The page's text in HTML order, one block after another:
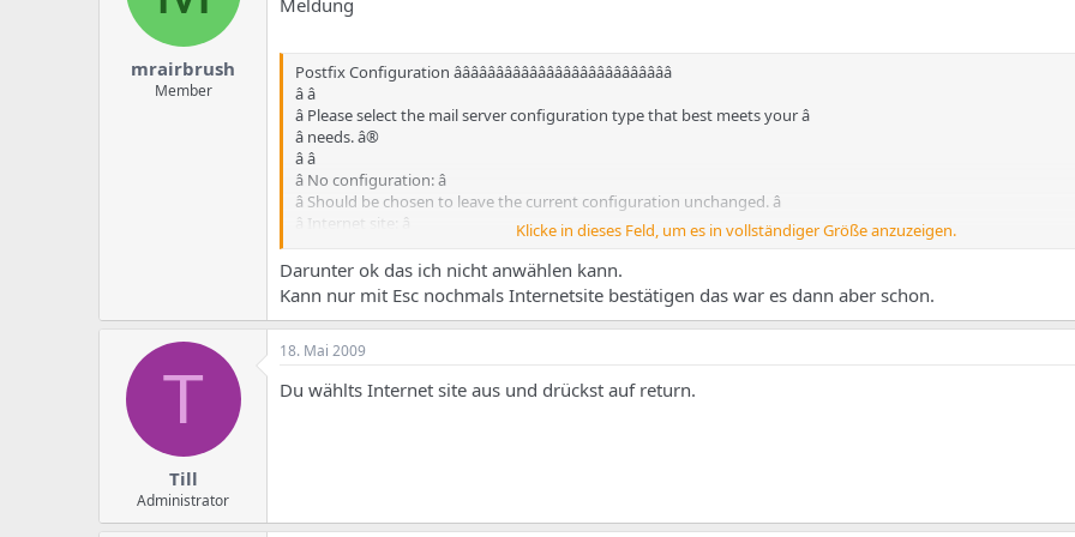
mrairbrush
Member
Meldung
Postfix Configuration ââââââââââââââââââââââââââ
â â
â Please select the mail server configuration type that best meets your â
â needs. â®
â â
â No configuration: â
â Should be chosen to leave the current configuration unchanged. â
â Internet site: â
â Internet with smarthost: â
â Mail is received directly using SMTP or by running a utility such â
â as fetchmail. Outgoing mail is sent using a smarthost. â
â Satellite system: â
â All mail is sent to another machine, called a 'smarthost', for â
â Local only:
Klicke in dieses Feld, um es in vollständiger Größe anzuzeigen.
Darunter ok das ich nicht anwählen kann.
Kann nur mit Esc nochmals Internetsite bestätigen das war es dann aber schon.
T
Till
Administrator
18. Mai 2009
Du wählts Internet site aus und drückst auf return.